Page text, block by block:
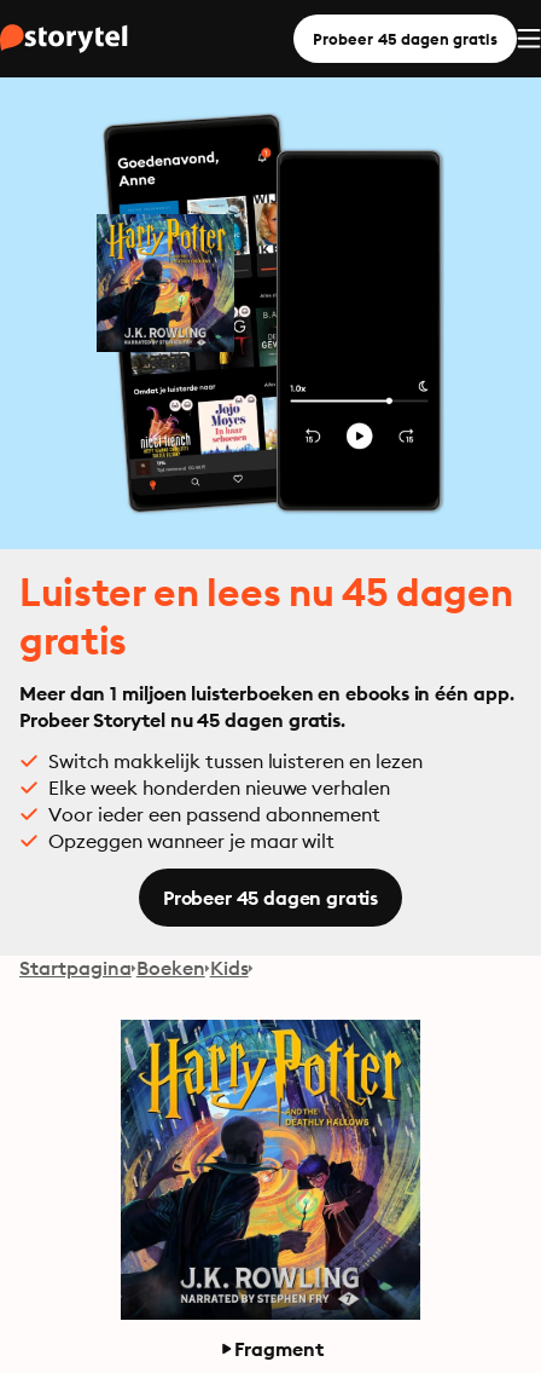
Probeer 45 dagen gratis
Luister en lees nu 45 dagen
gratis
Meer dan 1 miljoen luisterboeken en ebooks in één app.
Probeer Storytel nu 45 dagen gratis.
Switch makkelijk tussen luisteren en lezen
Elke week honderden nieuwe verhalen
Voor ieder een passend abonnement
Opzeggen wanneer je maar wilt
Probeer 45 dagen gratis
Startpagina Boeken Kids
Fragment